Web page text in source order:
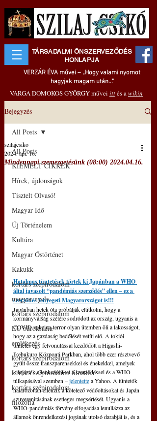
TÁRSADALMI ÖNSZERVEZŐDÉS
HONLAPJA
VERZÁR ÉVA művei – „Hogy valami nyomot
hagyjak magam után..."
VARGA DOMOKOS GYÖRGY művei ittés awikin
Bejegyzés
All Posts
KIEMELT CIKKEK
Hírek, újdonságok
Tisztelt Olvasó!
Magyar Idő
Új Történelem
Kultúra
Magyar Őstörténet
Kakukk
kortárs szépirodalom
magyar nyelv
kortárs szépirodalom
EU bürokrácia
emlékezés
kortárs szépirodalom
kortárs szépirodalom filozófia
kortárs szépirodalom
filozófia
All Posts
Mindennapi szemezgetésünk (08:00) 2024.04.16.
szilajcsiko
2024. ápr. 16.
Hatalmas tüntetések törtek ki Japánban a WHO
által javasolt “pandémiás szerződés” ellen – ez a
szerződés fenyegeti Magyarországot is!!!
Japánban hetek óta próbálják eltitkolni, hogy a
kormányválság szélére sodródott az ország, ugyanis a
COVID vakcina-terror olyan ütemben öli a lakosságot,
hogy az a gazdaság bedőlését vetíti elő. A tokiói
tüntetés egy felvonulással kezdődött a Higashi-
Ikebukuro Központi Parkban, ahol több ezer résztvevő
gyűlt össze transzparensekkel és énekekkel, amelyek
kifejezték ellenkezésüket a szerződéssel és a WHO
túlkapásával szemben –jelentette a Yahoo. A tüntetők
határozottan ellenzik a kötelező védőoltásokat és Japán
szuverenitásának esetleges megsértését. Ugyanis a
WHO-pandémiás törvény elfogadása lenullázza az
államok önrendelkezési jogának utolsó darabját is, és a